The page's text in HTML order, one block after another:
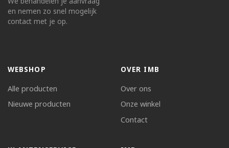
en nemen zo snel mogelijk
contact met je op.
WEBSHOP
Alle producten
Nieuwe producten
OVER IMB
Over ons
Onze winkel
Contact